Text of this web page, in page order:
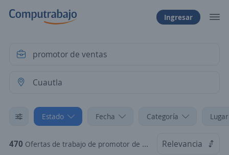
Ingresar
Estado Fecha Categoría
470 Ofertas de trabajo de promotor de ventas en Cuautla, Morelos Relevancia